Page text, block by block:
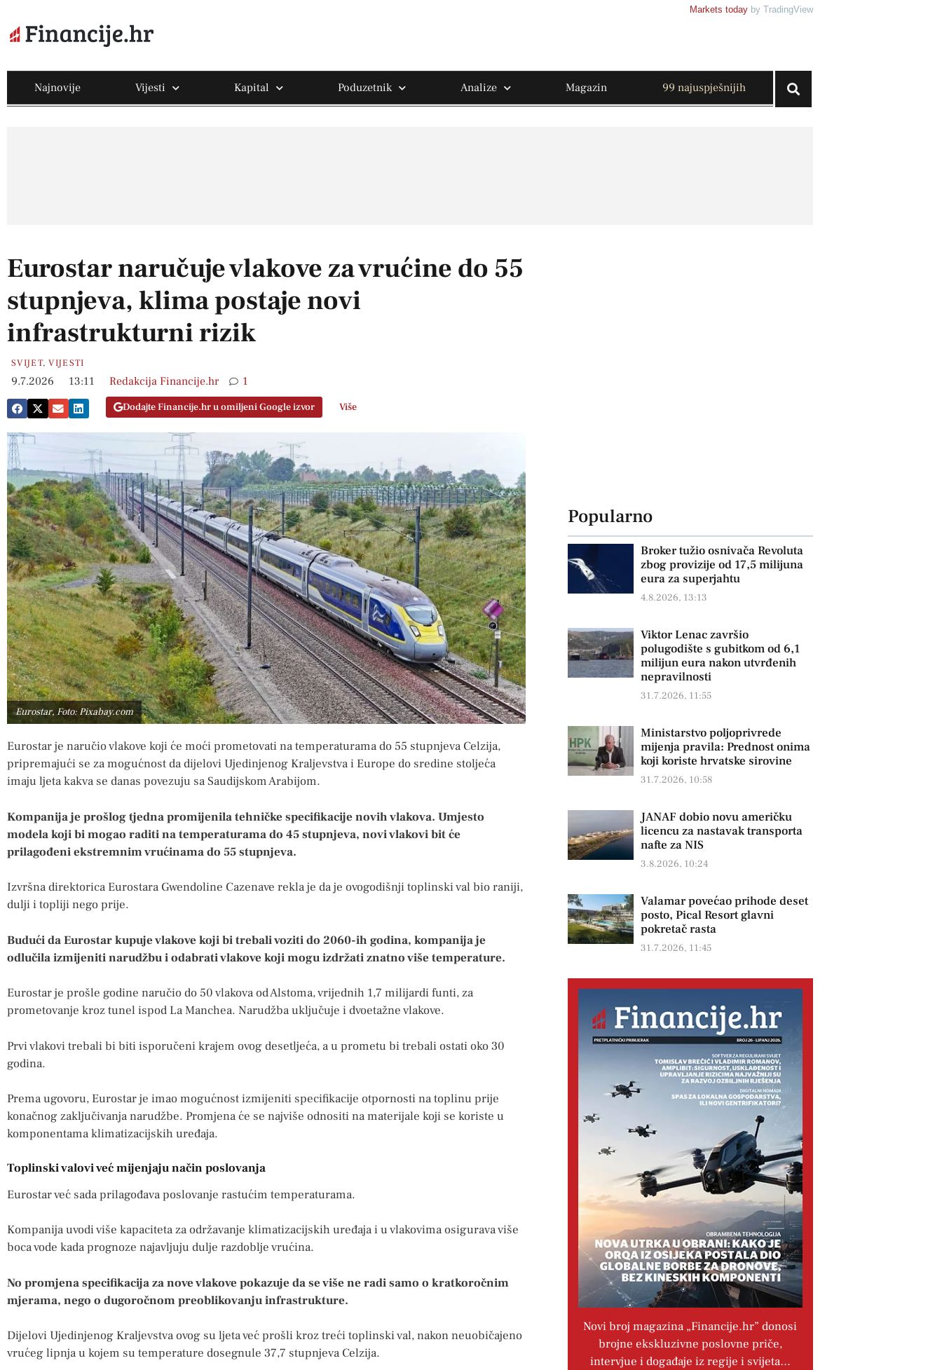
Markets today by TradingView
Najnovije Vijesti Kapital Poduzetnik Analize Magazin 99 najuspješnijih
Eurostar naručuje vlakove za vrućine do 55
stupnjeva, klima postaje novi
infrastrukturni rizik
SVIJET,VIJESTI
9.7.2026 13:11 Redakcija Financije.hr 1
Dodajte Financije.hr u omiljeni Google izvor Više
Eurostar, Foto: Pixabay.com
Eurostar je naručio vlakove koji će moći prometovati na temperaturama do 55 stupnjeva Celzija,
pripremajući se za mogućnost da dijelovi Ujedinjenog Kraljevstva i Europe do sredine stoljeća
imaju ljeta kakva se danas povezuju sa Saudijskom Arabijom.
Kompanija je prošlog tjedna promijenila tehničke specifikacije novih vlakova. Umjesto
modela koji bi mogao raditi na temperaturama do 45 stupnjeva, novi vlakovi bit će
prilagođeni ekstremnim vrućinama do 55 stupnjeva.
Izvršna direktorica Eurostara Gwendoline Cazenave rekla je da je ovogodišnji toplinski val bio raniji,
dulji i topliji nego prije.
Budući da Eurostar kupuje vlakove koji bi trebali voziti do 2060-ih godina, kompanija je
odlučila izmijeniti narudžbu i odabrati vlakove koji mogu izdržati znatno više temperature.
Eurostar je prošle godine naručio do 50 vlakova od Alstoma, vrijednih 1,7 milijardi funti, za
prometovanje kroz tunel ispod La Manchea. Narudžba uključuje i dvoetažne vlakove.
Prvi vlakovi trebali bi biti isporučeni krajem ovog desetljeća, a u prometu bi trebali ostati oko 30
godina.
Prema ugovoru, Eurostar je imao mogućnost izmijeniti specifikacije otpornosti na toplinu prije
konačnog zaključivanja narudžbe. Promjena će se najviše odnositi na materijale koji se koriste u
komponentama klimatizacijskih uređaja.
Toplinski valovi već mijenjaju način poslovanja
Eurostar već sada prilagođava poslovanje rastućim temperaturama.
Kompanija uvodi više kapaciteta za održavanje klimatizacijskih uređaja i u vlakovima osigurava više
boca vode kada prognoze najavljuju dulje razdoblje vrućina.
No promjena specifikacija za nove vlakove pokazuje da se više ne radi samo o kratkoročnim
mjerama, nego o dugoročnom preoblikovanju infrastrukture.
Dijelovi Ujedinjenog Kraljevstva ovog su ljeta već prošli kroz treći toplinski val, nakon neuobičajeno
vrućeg lipnja u kojem su temperature dosegnule 37,7 stupnjeva Celzija.
Popularno
Broker tužio osnivača Revoluta
zbog provizije od 17,5 milijuna
eura za superjahtu
4.8.2026, 13:13
Viktor Lenac završio
polugodište s gubitkom od 6,1
milijun eura nakon utvrđenih
nepravilnosti
31.7.2026, 11:55
Ministarstvo poljoprivrede
mijenja pravila: Prednost onima
koji koriste hrvatske sirovine
31.7.2026, 10:58
JANAF dobio novu američku
licencu za nastavak transporta
nafte za NIS
3.8.2026, 10:24
Valamar povećao prihode deset
posto, Pical Resort glavni
pokretač rasta
31.7.2026, 11:45
Novi broj magazina „Financije.hr” donosi
brojne ekskluzivne poslovne priče,
intervjue i događaje iz regije i svijeta…